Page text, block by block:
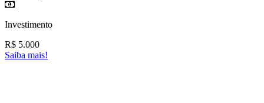
Investimento
R$ 5.000
Saiba mais!